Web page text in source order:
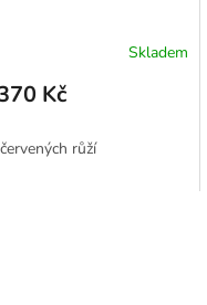
A
Skladem
Kč
růží